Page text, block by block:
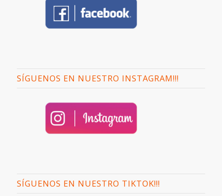
SÍGUENOS EN NUESTRO INSTAGRAM!!!
SÍGUENOS EN NUESTRO TIKTOK!!!